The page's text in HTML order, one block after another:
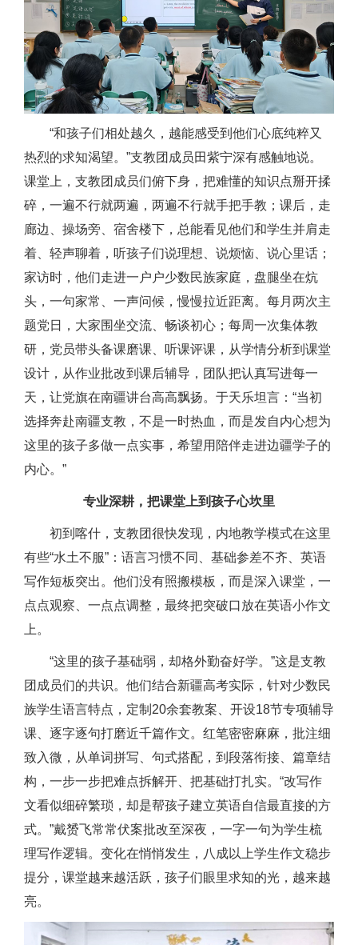
“和孩子们相处越久，越能感受到他们心底纯粹又
热烈的求知渴望。”支教团成员田紫宁深有感触地说。
课堂上，支教团成员们俯下身，把难懂的知识点掰开揉
碎，一遍不行就两遍，两遍不行就手把手教；课后，走
廊边、操场旁、宿舍楼下，总能看见他们和学生并肩走
着、轻声聊着，听孩子们说理想、说烦恼、说心里话；
家访时，他们走进一户户少数民族家庭，盘腿坐在炕
头，一句家常、一声问候，慢慢拉近距离。每月两次主
题党日，大家围坐交流、畅谈初心；每周一次集体教
研，党员带头备课磨课、听课评课，从学情分析到课堂
设计，从作业批改到课后辅导，团队把认真写进每一
天，让党旗在南疆讲台高高飘扬。于天乐坦言：“当初
选择奔赴南疆支教，不是一时热血，而是发自内心想为
这里的孩子多做一点实事，希望用陪伴走进边疆学子的
内心。”
专业深耕，把课堂上到孩子心坎里
初到喀什，支教团很快发现，内地教学模式在这里
有些“水土不服”：语言习惯不同、基础参差不齐、英语
写作短板突出。他们没有照搬模板，而是深入课堂，一
点点观察、一点点调整，最终把突破口放在英语小作文
上。
“这里的孩子基础弱，却格外勤奋好学。”这是支教
团成员们的共识。他们结合新疆高考实际，针对少数民
族学生语言特点，定制20余套教案、开设18节专项辅导
课、逐字逐句打磨近千篇作文。红笔密密麻麻，批注细
致入微，从单词拼写、句式搭配，到段落衔接、篇章结
构，一步一步把难点拆解开、把基础打扎实。“改写作
文看似细碎繁琐，却是帮孩子建立英语自信最直接的方
式。”戴赟飞常常伏案批改至深夜，一字一句为学生梳
理写作逻辑。变化在悄悄发生，八成以上学生作文稳步
提分，课堂越来越活跃，孩子们眼里求知的光，越来越
亮。